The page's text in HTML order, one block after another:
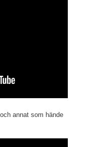
annat som hände